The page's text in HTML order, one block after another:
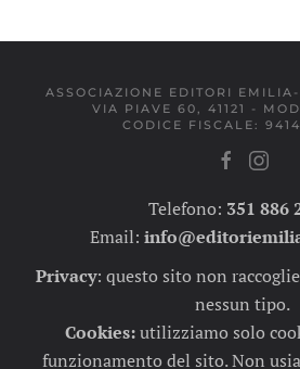
ASSOCIAZIONE EDITORI
VIA PIAVE 60, 41121 -
CODICE FISCALE:
Telefono: 351 886
Email:
Privacy: questo sito non
nessun tipo.
Cookies:utilizziamo solo
funzionamento del sito. Non